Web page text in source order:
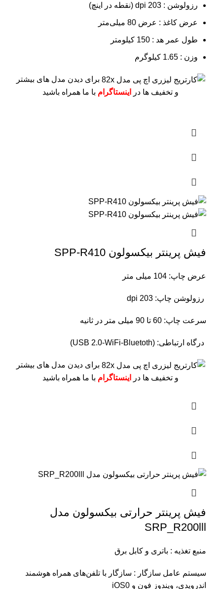
رزولوشن : 203 dpi (نقطه در اینچ)
عرض کاغذ : عرض 80 میلی‌متر
طول عمر هد : 150 کیلومتر
وزن : 1.65 کیلوگرم
برای دیدن مدل های بیشتر
و تخفیف ها در
اینستاگرام با ما همراه باشید
فیش پرینتر بیکسولون SPP-R410
عرض چاپ: 104 میلی متر
رزولوشن چاپ: 203 dpi
سرعت چاپ: 60 تا 90 میلی متر در ثانیه
درگاه ارتباطی: (USB 2.0-WiFi-Bluetoth)
برای دیدن مدل های بیشتر
و تخفیف ها در
اینستاگرام با ما همراه باشید
فیش پرینتر حرارتی بیکسولون مدل
SRP_R200lll
منبع تغذیه : باتری و کابل برق
سیستم عامل سازگار : سازگار با تلفن‌های همراه هوشمند
اندرویدی، ویندوز فون و iOS0